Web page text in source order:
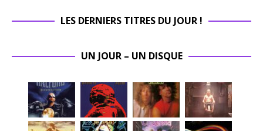
LES DERNIERS TITRES DU JOUR !
UN JOUR – UN DISQUE